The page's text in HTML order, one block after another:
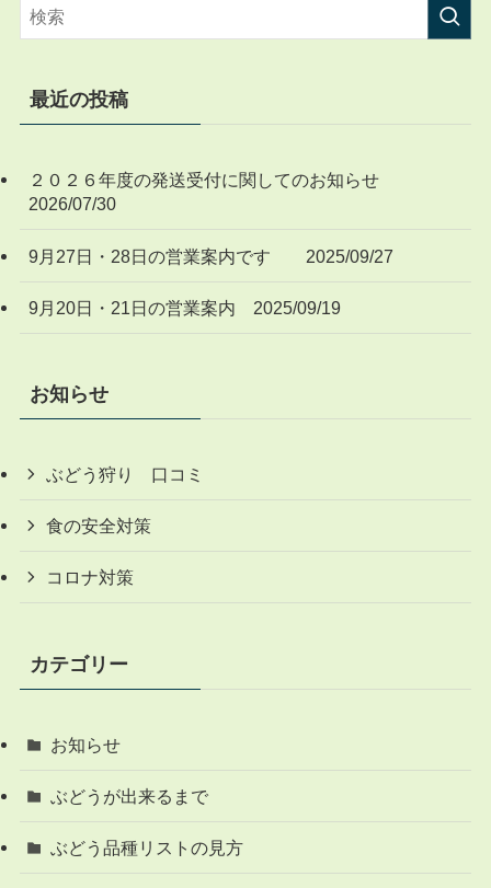
最近の投稿
２０２６年度の発送受付に関してのお知らせ
2026/07/30
9月27日・28日の営業案内です 2025/09/27
9月20日・21日の営業案内 2025/09/19
お知らせ
ぶどう狩り 口コミ
食の安全対策
コロナ対策
カテゴリー
お知らせ
ぶどうが出来るまで
ぶどう品種リストの見方